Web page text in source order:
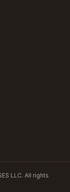
LLC. All rights